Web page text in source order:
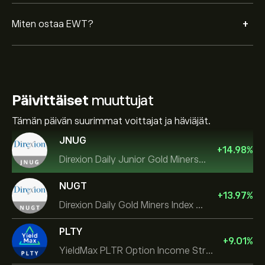
Miten ostaa EWT? +
Päivittäiset muuttujat
Tämän päivän suurimmat voittajat ja häviäjät.
JNUG
Direxion Daily Junior Gold Miners Index Bull 2X ETF
+14.98%
NUGT
Direxion Daily Gold Miners Index Bull 2X ETF
+13.97%
PLTY
YieldMax PLTR Option Income Strategy ETF
+9.01%